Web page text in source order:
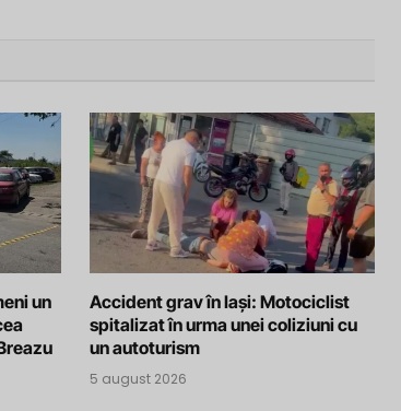
un
Accident grav în Iași: Motociclist
spitalizat în urma unei coliziuni cu
un autoturism
5 august 2026